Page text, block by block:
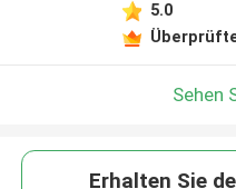
5.0
Sehen
Erhalten Sie